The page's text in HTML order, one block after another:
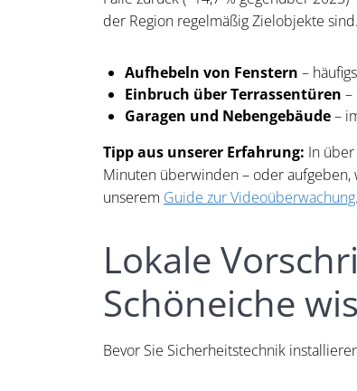
der Region regelmäßig Zielobjekte
Aufhebeln von Fenstern –
Einbruch über Terrassentüren –
Garagen und Nebengebäude–
Tipp aus unserer Erfahrung: In
Minuten überwinden – oder aufgeben,
unserem Guide zur Videoüberwachung.
Lokale
Schöneiche
Bevor Sie Sicherheitstechnik